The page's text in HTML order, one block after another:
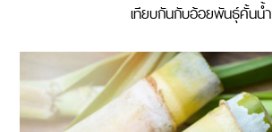
เทียบกันกับอ้อยพันธุ์คั้นน้ำ